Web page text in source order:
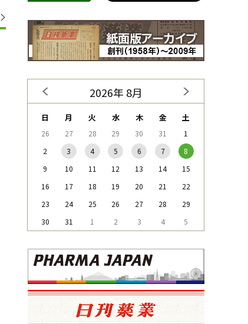
2026年 8月
日 月 火 水 木 金 土
26 27 28 29 30 31
1
2
3 4 5 6 7
8
9
10 11 12 13 14
15
16
17 18 19 20 21
22
23
24 25 26 27 28
29
30
31 1 2 3 4 5